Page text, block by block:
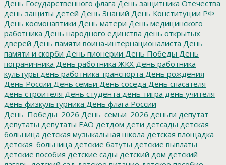
День Государственного флага День защитника Отечества
день защиты детей День Знаний День Конституции РФ
День космонавтики День матери День медицинского
работника День народного единства день открытых
дверей День памяти воина-интернационалиста День
памяти и скорби День пионерии День Победы День
пограничника День работника ЖКХ День работника
культуры день работника транспорта День рождения
День России День семьи День соседа День спасателя
день строителя День студента день тигра день учителя
день физкультурника День флага России
День_Победы_2026 День_семьи_2026 деньги депутат
депутаты депутаты ЕАО детдом дети детсады детская
больница детская музыкальная школа детская площадка
детская_больница детские батуты детские выплаты
детские пособия детские сады детский дом детский